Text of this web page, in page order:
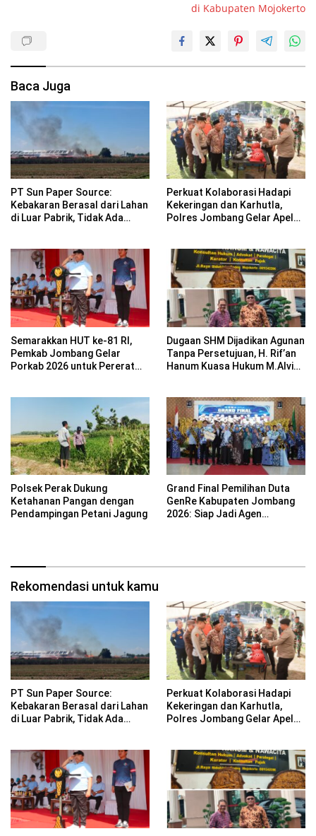
di Kabupaten Mojokerto
Baca Juga
PT Sun Paper Source:
Kebakaran Berasal dari Lahan
di Luar Pabrik, Tidak Ada
Perkuat Kolaborasi Hadapi
Kekeringan dan Karhutla,
Polres Jombang Gelar Apel
Semarakkan HUT ke-81 RI,
Pemkab Jombang Gelar
Porkab 2026 untuk Pererat
Dugaan SHM Dijadikan Agunan
Tanpa Persetujuan, H. Rif’an
Hanum Kuasa Hukum M.Alvin
Polsek Perak Dukung
Ketahanan Pangan dengan
Pendampingan Petani Jagung
Grand Final Pemilihan Duta
GenRe Kabupaten Jombang
2026: Siap Jadi Agen
Rekomendasi untuk kamu
PT Sun Paper Source:
Kebakaran Berasal dari Lahan
di Luar Pabrik, Tidak Ada
Perkuat Kolaborasi Hadapi
Kekeringan dan Karhutla,
Polres Jombang Gelar Apel